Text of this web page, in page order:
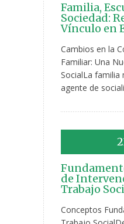
Familia,
Sociedad:
Vínculo en
Cambios en la
Familiar: Una
SocialLa familia
agente de
de
Trabajo
Conceptos